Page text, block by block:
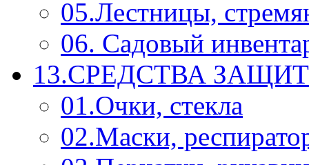
05.Лестницы,
06. Садовый
13.СРЕДСТВА
01.Очки, стекла
02.Маски,